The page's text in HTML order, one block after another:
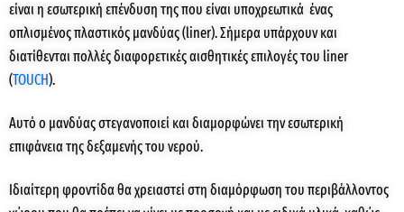
είναι η εσωτερική επένδυση της που είναι υποχρεωτικά ένας
οπλισμένος πλαστικός μανδύας (liner). Σήμερα υπάρχουν και
διατίθενται πολλές διαφορετικές αισθητικές επιλογές του liner
(TOUCH).
Αυτό ο μανδύας στεγανοποιεί και διαμορφώνει την εσωτερική
επιφάνεια της δεξαμενής του νερού.
Ιδιαίτερη φροντίδα θα χρειαστεί στη διαμόρφωση του περιβάλλοντος